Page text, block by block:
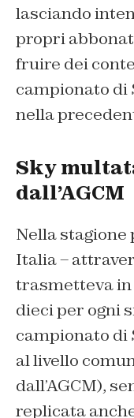
lasciando
propri
fruire dei
campionato di
nella
Sky
dall’AGCM
Nella
Italia –
trasmetteva
dieci per ogni
campionato di
al livello
dall’AGCM),
replicata